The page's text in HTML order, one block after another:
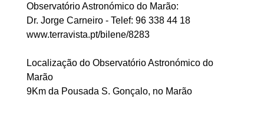
Observatório Astronómico do Marão:
Dr. Jorge Carneiro - Telef: 96 338 44 18
www.terravista.pt/bilene/8283
Localização do Observatório Astronómico do
Marão
9Km da Pousada S. Gonçalo, no Marão